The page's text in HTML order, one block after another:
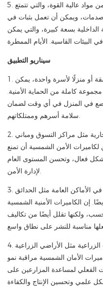
5. متين وموثوق: هيكل الكاميرا مصنوع من مواد عالية القوة، والتي تتمتع
ويمكن أن تعمل بثبات في
الداخلية بسعة كبيرة، والتي يمكن
سيناريو التطبيق
1. أمن الأسرة: سواء كانت فيلا أو شقة أو منزلًا لأسرة واحدة، يمكن
كاملة من الحماية الأمنية.
في المنزل في أي وقت لضمان
سلامة أسرهم وممتلكاتهم.
2. المباني التجارية: بالنسبة للمباني التجارية مثل مراكز التسوق ومباني
لكاميرات الأمن الشمسية أن تمنع
فعال، وتحسن المستوى العام
لإدارة الأمن.
3. المناطق العامة: تعد مراقبة السلامة في الأماكن العامة مثل الحدائق
إن الكاميرات الأمنية الشمسية
ولكنها تقلل أيضًا من تكاليف
4. المراقبة الزراعية: في السيناريوهات الزراعية مثل الأراضي الزراعية
الأمان الشمسية مراقبة نمو
الفعلي لمساعدة المزارعين على